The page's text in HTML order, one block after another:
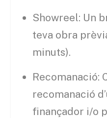
Showreel: Un
teva obra
minuts).
Recomanació:
recomanació
finançador i/o